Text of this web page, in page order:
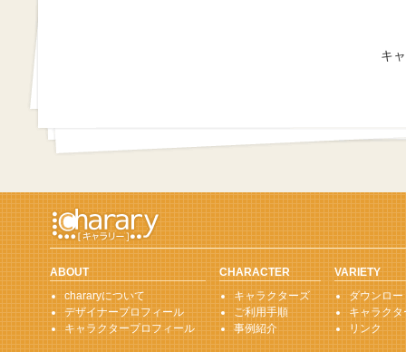
キ
ABOUT
chararyについて
デザイナープロフィール
キャラクタープロフィール
CHARACTER
キャラクターズ
ご利用手順
事例紹介
VARIETY
ダウンロ
キャラク
リンク